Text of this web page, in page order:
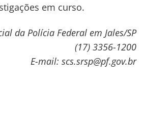
em curso.
da Polícia Federal em Jales/SP
(17) 3356-1200
E-mail: scs.srsp@pf.gov.br